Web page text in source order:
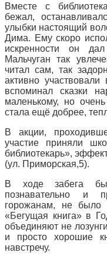
Вместе с
бежал,
улыбки настоящий
Дима. Ему скоро
искренности он
Мальчуган так
читал сам, так
активно
вспоминал сказки
маленькому, но
стала ещё добрее,
В акции,
участие приняли
библиотекарь»,
(ул. Приморская,5).
В ходе забега
познавательно и
горожанам, не было
«Бегущая книга» в
объединяют не
и просто хорошие
навстречу.